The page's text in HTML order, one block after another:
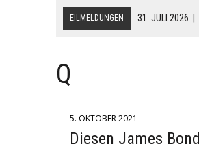
EILMELDUNGEN 31. JULI 2026
CDU/CSU-
Q
5. OKTOBER 2021
Diesen James